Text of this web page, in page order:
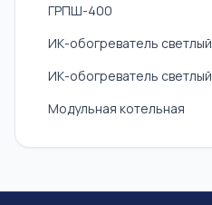
ГРПШ-400
ИК-обогреватель светлый
ИК-обогреватель светлый
Модульная котельная